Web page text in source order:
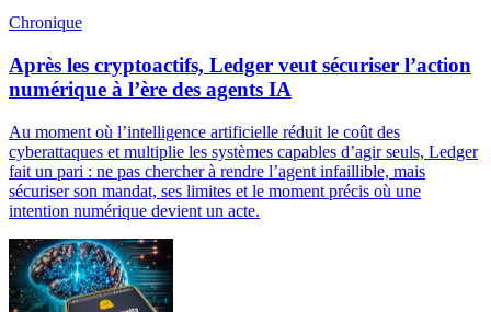
Chronique
Après les cryptoactifs, Ledger veut sécuriser l’action
numérique à l’ère des agents IA
Au moment où l’intelligence artificielle réduit le coût des
cyberattaques et multiplie les systèmes capables d’agir seuls, Ledger
fait un pari : ne pas chercher à rendre l’agent infaillible, mais
sécuriser son mandat, ses limites et le moment précis où une
intention numérique devient un acte.